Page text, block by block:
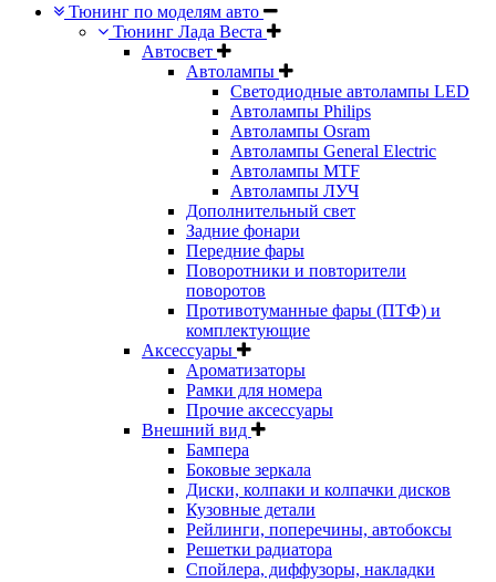
Тюнинг по моделям авто
Тюнинг Лада Веста
Автосвет
Автолампы
Светодиодные автолампы LED
Автолампы Philips
Автолампы Osram
Автолампы General Electric
Автолампы MTF
Автолампы ЛУЧ
Дополнительный свет
Задние фонари
Передние фары
Поворотники и повторители
поворотов
Противотуманные фары (ПТФ) и
комплектующие
Аксессуары
Ароматизаторы
Рамки для номера
Прочие аксессуары
Внешний вид
Бампера
Боковые зеркала
Диски, колпаки и колпачки дисков
Кузовные детали
Рейлинги, поперечины, автобоксы
Решетки радиатора
Спойлера, диффузоры, накладки